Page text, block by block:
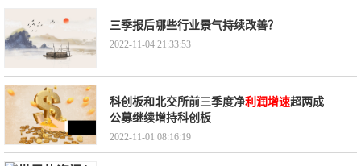
三季报后哪些行业景气持续改善？
2022-11-04 21:33:53
科创板和北交所前三季度净利润增速超两成
公募继续增持科创板
2022-11-01 08:16:19